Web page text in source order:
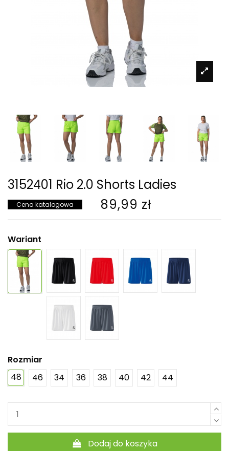
3152401 Rio 2.0 Shorts Ladies
Cena katalogowa 89,99 zł
Wariant
Rozmiar
48
46 34 36 38 40 42 44
Dodaj do koszyka